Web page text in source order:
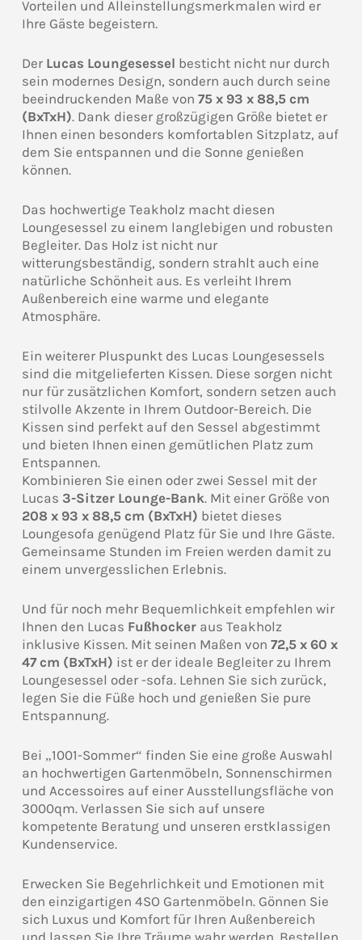
Vorteilen und Alleinstellungsmerkmalen wird er
Ihre Gäste begeistern.
Der Lucas Loungesessel besticht nicht nur durch
sein modernes Design, sondern auch durch seine
beeindruckenden Maße von 75 x 93 x 88,5 cm
(BxTxH). Dank dieser großzügigen Größe bietet er
Ihnen einen besonders komfortablen Sitzplatz, auf
dem Sie entspannen und die Sonne genießen
können.
Das hochwertige Teakholz macht diesen
Loungesessel zu einem langlebigen und robusten
Begleiter. Das Holz ist nicht nur
witterungsbeständig, sondern strahlt auch eine
natürliche Schönheit aus. Es verleiht Ihrem
Außenbereich eine warme und elegante
Atmosphäre.
Ein weiterer Pluspunkt des Lucas Loungesessels
sind die mitgelieferten Kissen. Diese sorgen nicht
nur für zusätzlichen Komfort, sondern setzen auch
stilvolle Akzente in Ihrem Outdoor-Bereich. Die
Kissen sind perfekt auf den Sessel abgestimmt
und bieten Ihnen einen gemütlichen Platz zum
Entspannen.
Kombinieren Sie einen oder zwei Sessel mit der
Lucas 3-Sitzer Lounge-Bank. Mit einer Größe von
208 x 93 x 88,5 cm (BxTxH) bietet dieses
Loungesofa genügend Platz für Sie und Ihre Gäste.
Gemeinsame Stunden im Freien werden damit zu
einem unvergesslichen Erlebnis.
Und für noch mehr Bequemlichkeit empfehlen wir
Ihnen den Lucas Fußhockeraus Teakholz
inklusive Kissen. Mit seinen Maßen von 72,5 x 60 x
47 cm (BxTxH) ist er der ideale Begleiter zu Ihrem
Loungesessel oder -sofa. Lehnen Sie sich zurück,
legen Sie die Füße hoch und genießen Sie pure
Entspannung.
Bei „1001-Sommer“ finden Sie eine große Auswahl
an hochwertigen Gartenmöbeln, Sonnenschirmen
und Accessoires auf einer Ausstellungsfläche von
3000qm. Verlassen Sie sich auf unsere
kompetente Beratung und unseren erstklassigen
Kundenservice.
Erwecken Sie Begehrlichkeit und Emotionen mit
den einzigartigen 4SO Gartenmöbeln. Gönnen Sie
sich Luxus und Komfort für Ihren Außenbereich
und lassen Sie Ihre Träume wahr werden. Bestellen